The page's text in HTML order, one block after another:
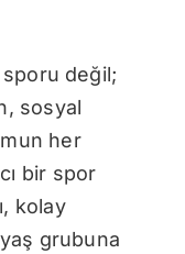
sporu değil;
sosyal
her
bir spor
kolay
grubuna